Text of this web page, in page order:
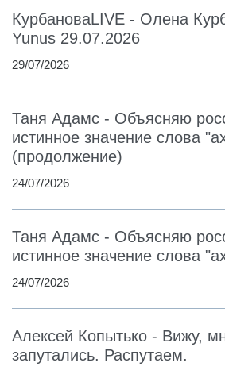
КурбановаLIVE - Олена
Yunus 29.07.2026
29/07/2026
Таня Адамс - Объясняю
истинное значение слова
(продолжение)
24/07/2026
Таня Адамс - Объясняю
истинное значение слова
24/07/2026
Алексей Копытько - Вижу,
запутались. Распутаем.